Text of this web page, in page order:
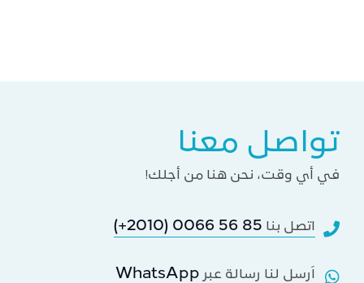
تواصل معنا
في أي وقت، نحن هنا من أجلك!
اتصل بنا (+2010) 0066 56 85
اَرسل لنا رسالة عبر WhatsApp